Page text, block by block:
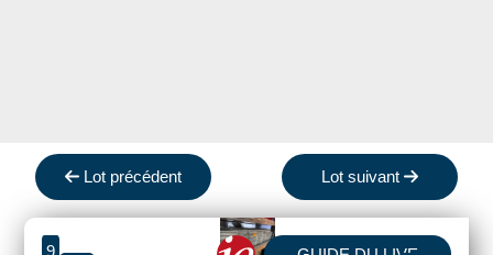
Lot précédent Lot suivant
9